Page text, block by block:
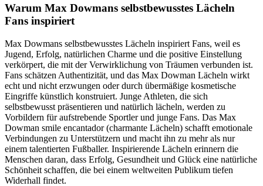
Warum Max Dowmans selbstbewusstes Lächeln
Fans inspiriert
Max Dowmans selbstbewusstes Lächeln inspiriert Fans, weil es
Jugend, Erfolg, natürlichen Charme und die positive Einstellung
verkörpert, die mit der Verwirklichung von Träumen verbunden ist.
Fans schätzen Authentizität, und das Max Dowman Lächeln wirkt
echt und nicht erzwungen oder durch übermäßige kosmetische
Eingriffe künstlich konstruiert. Junge Athleten, die sich
selbstbewusst präsentieren und natürlich lächeln, werden zu
Vorbildern für aufstrebende Sportler und junge Fans. Das Max
Dowman smile encantador (charmante Lächeln) schafft emotionale
Verbindungen zu Unterstützern und macht ihn zu mehr als nur
einem talentierten Fußballer. Inspirierende Lächeln erinnern die
Menschen daran, dass Erfolg, Gesundheit und Glück eine natürliche
Schönheit schaffen, die bei einem weltweiten Publikum tiefen
Widerhall findet.